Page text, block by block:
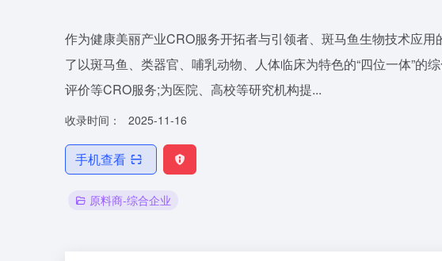
作为健康美丽产业CRO服务开拓者与引领者、斑马鱼生物技术应
了以斑马鱼、类器官、哺乳动物、人体临床为特色的“四位一体”
评价等CRO服务;为医院、高校等研究机构提...
收录时间： 2025-11-16
手机查看
原料商-综合企业